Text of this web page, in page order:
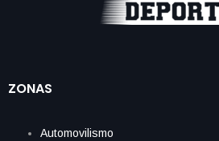
ZONAS
Automovilismo